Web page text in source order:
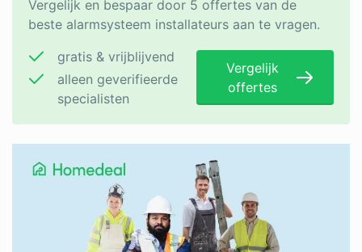
Vergelijk en bespaar door 5 offertes van de
beste alarmsysteem installateurs aan te vragen.
gratis & vrijblijvend
alleen geverifieerde
specialisten
Vergelijk
offertes